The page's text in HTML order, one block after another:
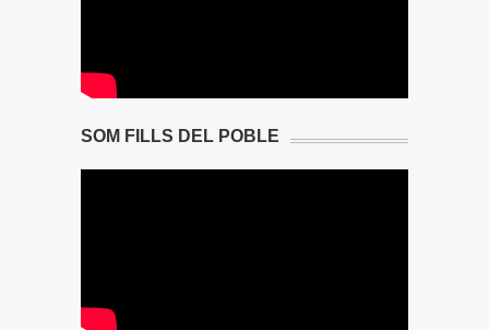
SOM FILLS DEL POBLE